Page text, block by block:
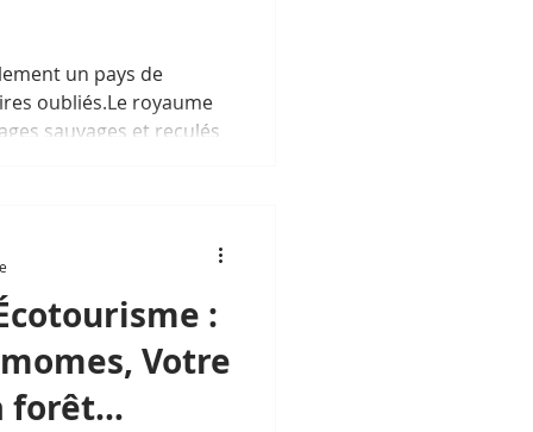
un pays de
oubliés.Le royaume
sauvages et reculés
:
Votre
forêt…